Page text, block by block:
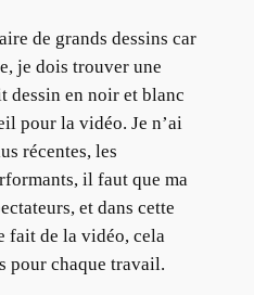
de grands dessins car
je dois trouver une
dessin en noir et blanc
pour la vidéo. Je n’ai
récentes, les
il faut que ma
et dans cette
fait de la vidéo, cela
pour chaque travail.